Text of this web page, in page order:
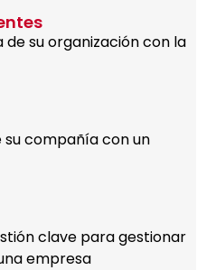
su organización con la
su compañía con un
clave para gestionar
empresa